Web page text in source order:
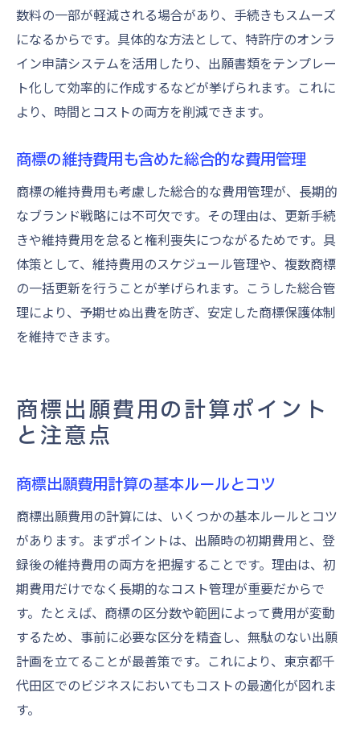
数料の一部が軽減される場合があり、手続きもスムーズ
になるからです。具体的な方法として、特許庁のオンラ
イン申請システムを活用したり、出願書類をテンプレー
ト化して効率的に作成するなどが挙げられます。これに
より、時間とコストの両方を削減できます。
商標の維持費用も含めた総合的な費用管理
商標の維持費用も考慮した総合的な費用管理が、長期的
なブランド戦略には不可欠です。その理由は、更新手続
きや維持費用を怠ると権利喪失につながるためです。具
体策として、維持費用のスケジュール管理や、複数商標
の一括更新を行うことが挙げられます。こうした総合管
理により、予期せぬ出費を防ぎ、安定した商標保護体制
を維持できます。
商標出願費用の計算ポイント
と注意点
商標出願費用計算の基本ルールとコツ
商標出願費用の計算には、いくつかの基本ルールとコツ
があります。まずポイントは、出願時の初期費用と、登
録後の維持費用の両方を把握することです。理由は、初
期費用だけでなく長期的なコスト管理が重要だからで
す。たとえば、商標の区分数や範囲によって費用が変動
するため、事前に必要な区分を精査し、無駄のない出願
計画を立てることが最善策です。これにより、東京都千
代田区でのビジネスにおいてもコストの最適化が図れま
す。